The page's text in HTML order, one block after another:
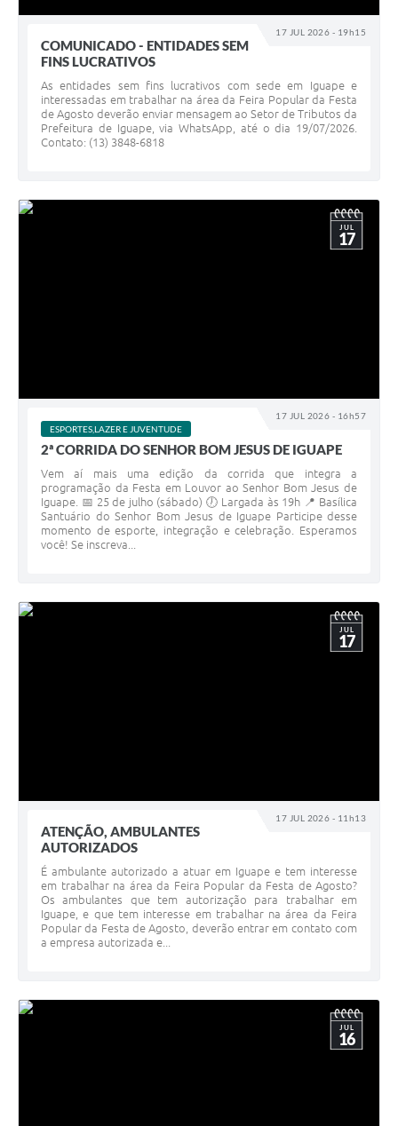
17 JUL 2026 - 19h15
COMUNICADO - ENTIDADES SEM
FINS LUCRATIVOS
As entidades sem fins lucrativos com sede em Iguape e
interessadas em trabalhar na área da Feira Popular da Festa
de Agosto deverão enviar mensagem ao Setor de Tributos da
Prefeitura de Iguape, via WhatsApp, até o dia 19/07/2026.
Contato: (13) 3848-6818
17 JUL 2026 - 16h57
JUL
17
ESPORTES,LAZER E JUVENTUDE
2ª CORRIDA DO SENHOR BOM JESUS DE IGUAPE
Vem aí mais uma edição da corrida que integra a
programação da Festa em Louvor ao Senhor Bom Jesus de
Iguape. 📅 25 de julho (sábado) 🕖 Largada às 19h 📍 Basílica
Santuário do Senhor Bom Jesus de Iguape Participe desse
momento de esporte, integração e celebração. Esperamos
você! Se inscreva...
17 JUL 2026 - 11h13
JUL
17
ATENÇÃO, AMBULANTES
AUTORIZADOS
É ambulante autorizado a atuar em Iguape e tem interesse
em trabalhar na área da Feira Popular da Festa de Agosto?
Os ambulantes que tem autorização para trabalhar em
Iguape, e que tem interesse em trabalhar na área da Feira
Popular da Festa de Agosto, deverão entrar em contato com
a empresa autorizada e...
JUL
16